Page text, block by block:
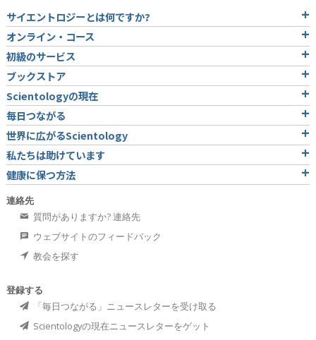
サイエントロジーとは何ですか?
オンライン・コース
初級のサービス
ブックストア
Scientologyの現在
毎日つながる
世界に広がるScientology
私たちは助けています
健康に保つ方法
連絡先
質問がありますか? 連絡先
ウェブサイトのフィードバック
教会を探す
登録する
「毎日つながる」ニュースレターを受け取る
Scientologyの現在ニュースレターをゲット